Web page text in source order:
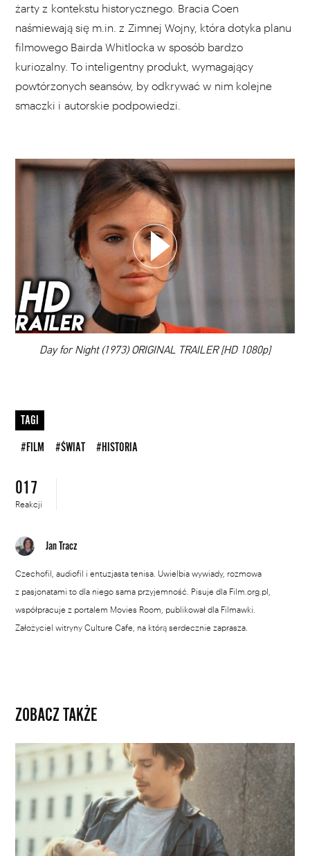
żarty z kontekstu historycznego. Bracia Coen
naśmiewają się m.in. z Zimnej Wojny, która dotyka planu
filmowego Bairda Whitlocka w sposób bardzo
kuriozalny. To inteligentny produkt, wymagający
powtórzonych seansów, by odkrywać w nim kolejne
smaczki i autorskie podpowiedzi.
00:00
Day for Night (1973) ORIGINAL TRAILER [HD 1080p]
WYBIERZ SWOJĄ PLAYLISTĘ
TAGI
#FILM #ŚWIAT #HISTORIA
017
Reakcji
Jan Tracz
Czechofil, audiofil i entuzjasta tenisa. Uwielbia wywiady, rozmowa
z pasjonatami to dla niego sama przyjemność. Pisuje dla Film.org.pl,
współpracuje z portalem Movies Room, publikował dla Filmawki.
Założyciel witryny Culture Cafe, na którą serdecznie zaprasza.
ZOBACZ TAKŻE
dialogowych,
które
na
zapisały